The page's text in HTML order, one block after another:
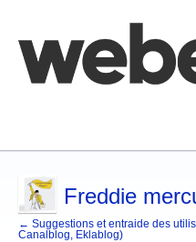
Freddie
← Suggestions et entraide des
Canalblog, Eklablog)